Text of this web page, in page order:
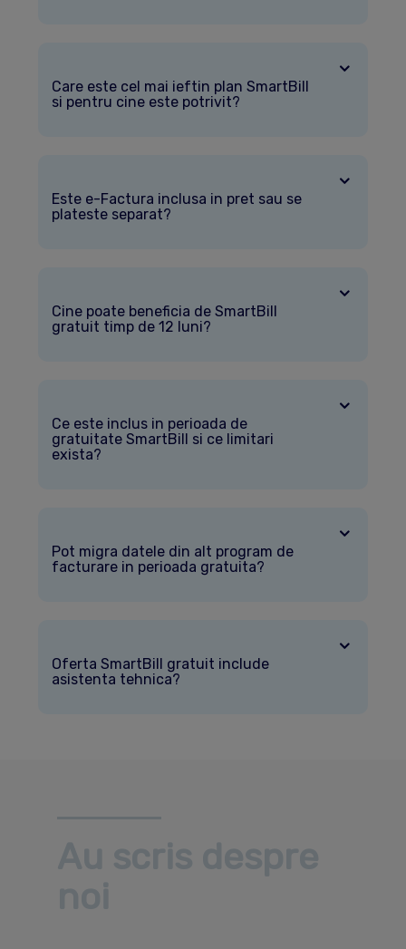
Care este cel mai ieftin plan SmartBill
si pentru cine este potrivit?
Este e-Factura inclusa in pret sau se
plateste separat?
Cine poate beneficia de SmartBill
gratuit timp de 12 luni?
Ce este inclus in perioada de
gratuitate SmartBill si ce limitari
exista?
Pot migra datele din alt program de
facturare in perioada gratuita?
Oferta SmartBill gratuit include
asistenta tehnica?